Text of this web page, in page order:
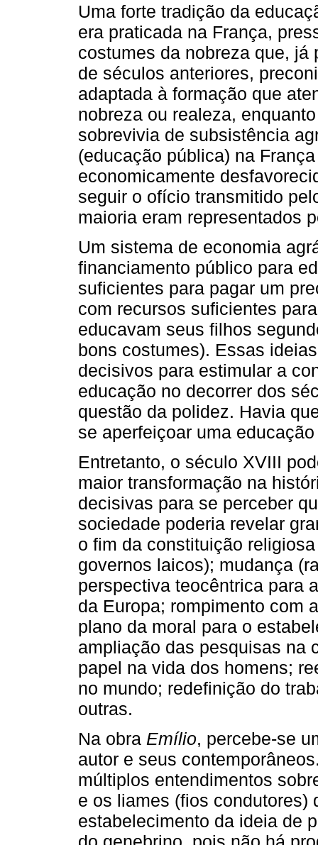
Uma forte tradição da
era praticada na França,
costumes da nobreza que,
de séculos anteriores,
adaptada à formação que
nobreza ou realeza,
sobrevivia de subsistência
(educação pública) na
economicamente
seguir o ofício transmitido
maioria eram representados
Um sistema de economia
financiamento público para
suficientes para pagar um
com recursos suficientes
educavam seus filhos
bons costumes). Essas
decisivos para estimular a
educação no decorrer dos
questão da polidez. Havia
se aperfeiçoar uma educação
Entretanto, o século XVIII
maior transformação na
decisivas para se perceber
sociedade poderia revelar
o fim da constituição
governos laicos); mudança
perspectiva teocêntrica para
da Europa; rompimento com
plano da moral para o
ampliação das pesquisas na
papel na vida dos homens;
no mundo; redefinição do
outras.
Na obra Emílio, percebe-se
autor e seus
múltiplos entendimentos
e os liames (fios condutores)
estabelecimento da ideia de